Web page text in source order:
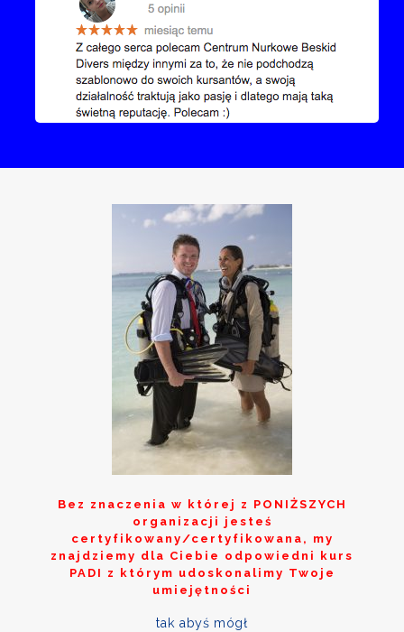
Bez znaczenia w której z PONIŻSZYCH
organizacji jesteś
certyfikowany/certyfikowana, my
znajdziemy dla Ciebie odpowiedni kurs
PADI z którym udoskonalimy Twoje
umiejętności
tak abyś mógł